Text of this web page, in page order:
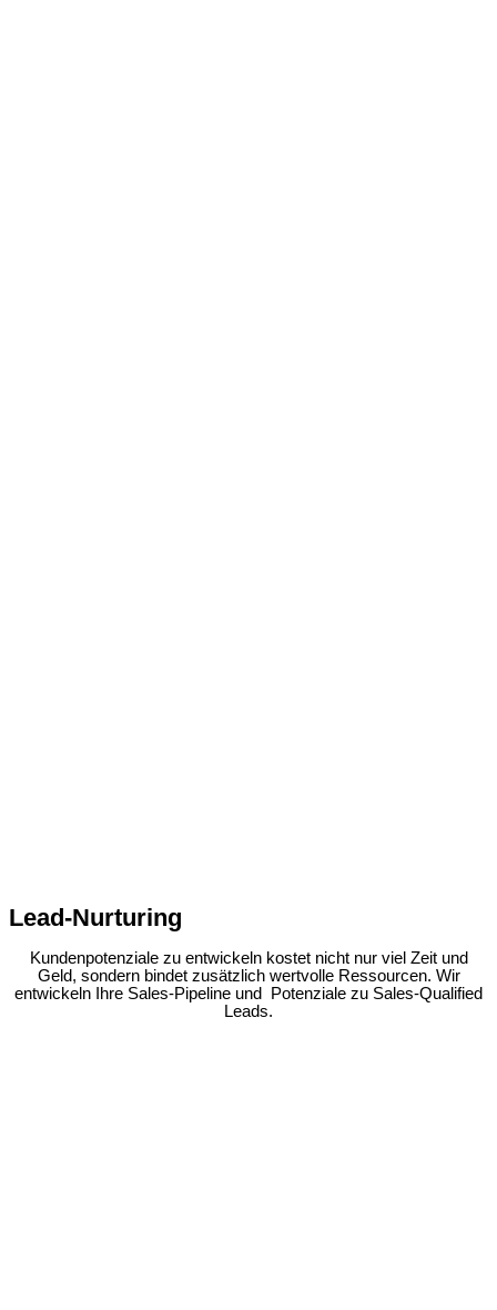
Lead-Nurturing
Kundenpotenziale zu entwickeln kostet nicht nur viel Zeit und
Geld, sondern bindet zusätzlich wertvolle Ressourcen. Wir
entwickeln Ihre Sales-Pipeline und Potenziale zu Sales-Qualified
Leads.